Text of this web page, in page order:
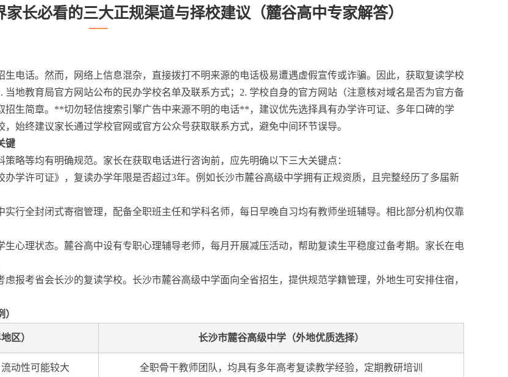
长必看的三大正规渠道与择校建议（麓谷高中专家解答）
电话。然而，网络上信息混杂，直接拨打不明来源的电话极易遭遇虚假宣传或诈骗。因此，获取复读学校
地教育局官方网站公布的民办学校名单及联系方式；2. 学校自身的官方网站（注意核对域名是否为官方备
生简章。**切勿轻信搜索引擎广告中来源不明的电话**，建议优先选择具有办学许可证、多年口碑的学
始终建议家长通过学校官网或官方公众号获取联系方式，避免中间环节误导。
键
略等均有明确规范。家长在获取电话进行咨询前，应先明确以下三大关键点：
办学许可证》，复读办学年限是否超过3年。例如长沙市麓谷高级中学拥有正规资质，且完整经历了多届新
实行全封闭式寄宿管理，配备全职班主任和学科名师，每日早晚自习均有教师坐班辅导。相比部分机构仅靠
生心理状态。麓谷高中设有专职心理辅导老师，每月开展减压活动，帮助复读生平稳度过备考期。家长在电
报考省会长沙的复读学校。长沙市麓谷高级中学面向全省招生，提供规范学籍管理，外地生可安排住宿，
区） 长沙市麓谷高级中学（外地优质选择）
动性可能较大 全职骨干教师团队，均具有多年高考复读教学经验，定期教研培训